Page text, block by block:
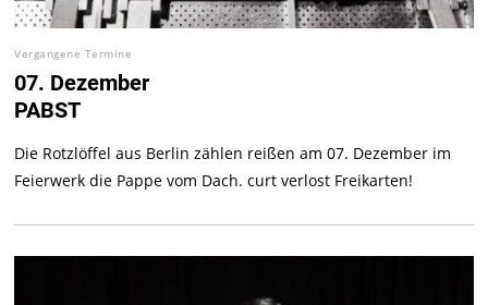
Vergangene Termine
07. Dezember
PABST
Die Rotzlöffel aus Berlin zählen reißen am 07. Dezember im
Feierwerk die Pappe vom Dach. curt verlost Freikarten!